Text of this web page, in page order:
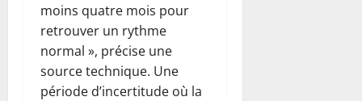
moins quatre mois pour
retrouver un rythme
normal », précise une
source technique. Une
période d’incertitude où la